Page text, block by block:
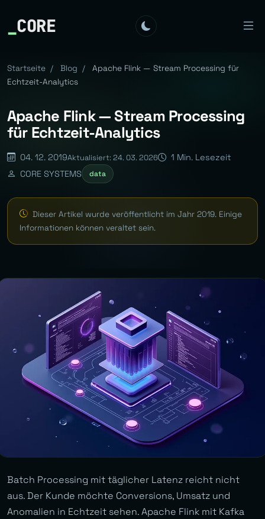
_CORE
Startseite / Blog /
Apache Flink — Stream Processing für
Echtzeit-Analytics
Apache Flink — Stream Processing
für Echtzeit-Analytics
04. 12. 2019Aktualisiert: 24. 03. 2026
1 Min. Lesezeit
CORE SYSTEMS
data
Dieser Artikel wurde veröffentlicht im Jahr 2019. Einige
Informationen können veraltet sein.
Batch Processing mit täglicher Latenz reicht nicht
aus. Der Kunde möchte Conversions, Umsatz und
Anomalien in Echtzeit sehen. Apache Flink mit Kafka